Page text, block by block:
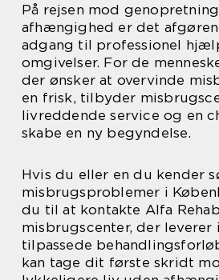
På rejsen mod
afhængighed er det
adgang til professionel
omgivelser. For de
der ønsker at overvinde
en frisk, tilbyder
livreddende service og en
skabe en ny begyndelse.
Hvis du eller en du kender
misbrugsproblemer i
du til at kontakte Alfa
misbrugscenter, der
tilpassede
kan tage dit første skridt